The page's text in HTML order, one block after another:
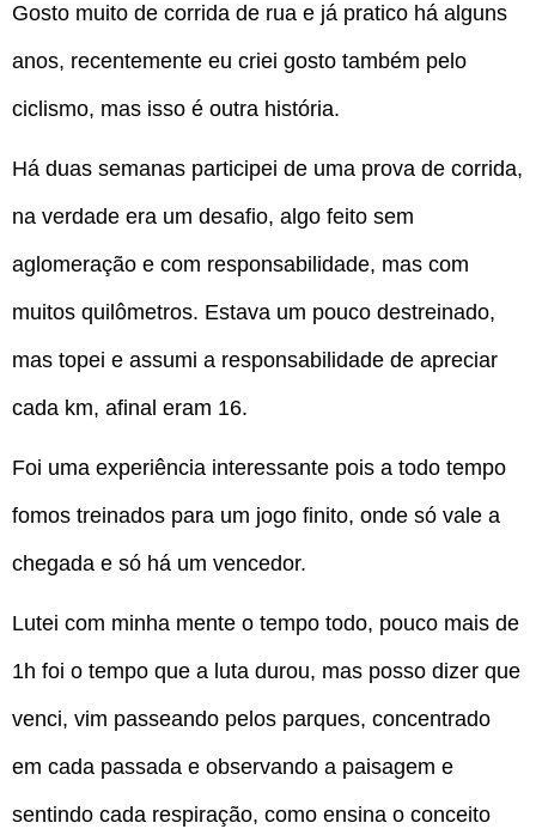
Gosto muito de corrida de rua e já pratico há alguns
anos, recentemente eu criei gosto também pelo
ciclismo, mas isso é outra história.
Há duas semanas participei de uma prova de corrida,
na verdade era um desafio, algo feito sem
aglomeração e com responsabilidade, mas com
muitos quilômetros. Estava um pouco destreinado,
mas topei e assumi a responsabilidade de apreciar
cada km, afinal eram 16.
Foi uma experiência interessante pois a todo tempo
fomos treinados para um jogo finito, onde só vale a
chegada e só há um vencedor.
Lutei com minha mente o tempo todo, pouco mais de
1h foi o tempo que a luta durou, mas posso dizer que
venci, vim passeando pelos parques, concentrado
em cada passada e observando a paisagem e
sentindo cada respiração, como ensina o conceito